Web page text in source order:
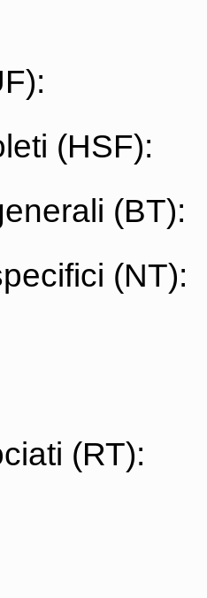
(HSF):
(BT):
(NT):
(RT):